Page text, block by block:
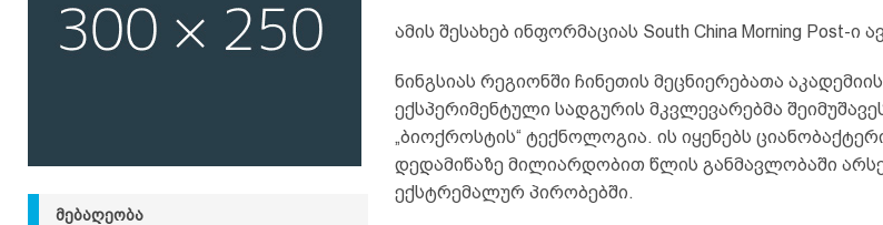
ამის შესახებ ინფორმაციას South China Morning Post-ი
ნინგსიას რეგიონში ჩინეთის მეცნიერებათა
ექსპერიმენტული სადგურის მკვლევარებმა
„ბიოქროსტის“ ტექნოლოგია. ის იყენებს
დედამიწაზე მილიარდობით წლის განმავლობაში
ექსტრემალურ პირობებში.
ᲛᲔᲑᲐᲦᲔᲝᲑᲐ